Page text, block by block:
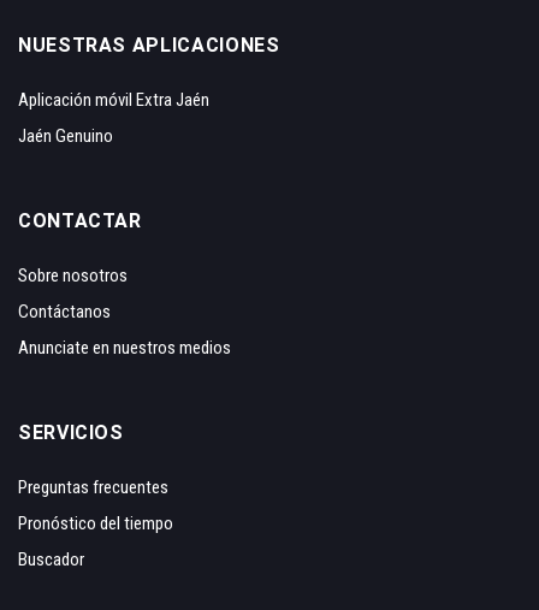
NUESTRAS APLICACIONES
Aplicación móvil Extra Jaén
Jaén Genuino
CONTACTAR
Sobre nosotros
Contáctanos
Anunciate en nuestros medios
SERVICIOS
Preguntas frecuentes
Pronóstico del tiempo
Buscador